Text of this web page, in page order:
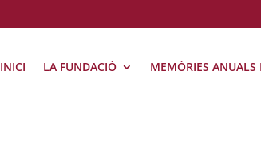
INICI LA FUNDACIÓ MEMÒRIES ANUALS